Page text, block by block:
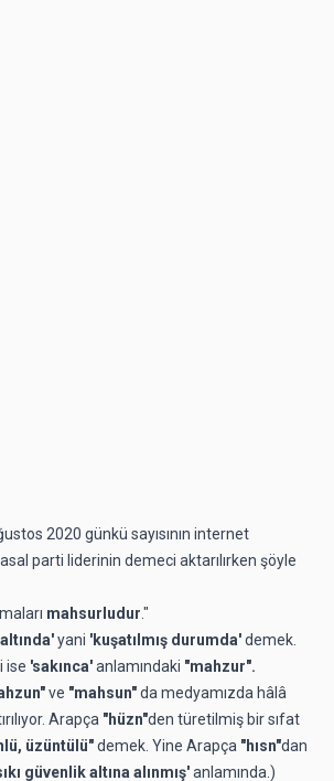
2020 günkü sayısının internet
parti liderinin demeci aktarılırken şöyle
mahsurludur."
yani 'kuşatılmış durumda'demek.
ise 'sakınca'anlamındaki "mahzur".
ve "mahsun"da medyamızda hâlâ
Arapça "hüzn"den türetilmiş bir sıfat
üzüntülü"demek. Yine Arapça "hısn"dan
güvenlik altına alınmış'anlamında.)